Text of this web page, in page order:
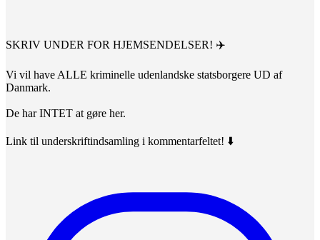
SKRIV UNDER FOR HJEMSENDELSER! ✈️
Vi vil have ALLE kriminelle udenlandske statsborgere UD af
Danmark.
De har INTET at gøre her.
Link til underskriftindsamling i kommentarfeltet! ⬇️